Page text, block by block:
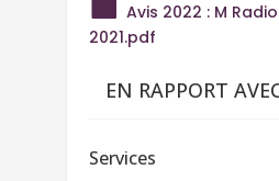
Avis 2022 : M
2021.pdf
EN RAPPORT
Services